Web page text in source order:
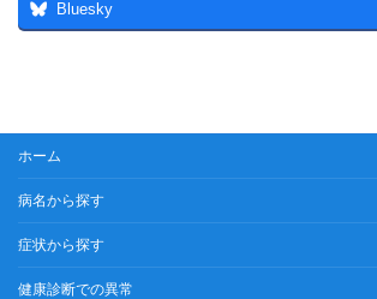
Bluesky
ホーム
病名から探す
症状から探す
健康診断での異常